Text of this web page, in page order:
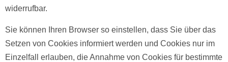
widerrufbar.
Sie können Ihren Browser so einstellen, dass Sie über das
Setzen von Cookies informiert werden und Cookies nur im
Einzelfall erlauben, die Annahme von Cookies für bestimmte